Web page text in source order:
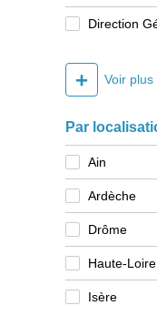
Direction
+ Voir
Par
Ain
Ardèche
Drôme
Haute-Loire
Isère